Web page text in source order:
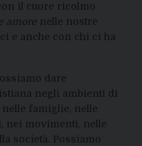
il cuore ricolmo
amore nelle nostre
e anche con chi ci ha
dare
negli ambienti di
famiglie, nelle
nei movimenti, nelle
società. Possiamo